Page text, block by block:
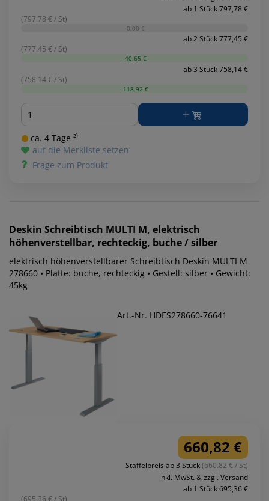
ab 1 Stück 797,78 €
(797.78 € / St)
-0,00 €
ab 2 Stück 777,45 €
(777.45 € / St)
-40,65 €
ab 3 Stück 758,14 €
(758.14 € / St)
-118,92 €
Menge
ca. 4 Tage ²⁾
auf die Merkliste setzen
Frage zum Produkt
Deskin Schreibtisch MULTI M, elektrisch
höhenverstellbar, rechteckig, buche / silber
elektrisch höhenverstellbarer Schreibtisch Deskin MULTI M
278660 • Platte: buche, rechteckig • Gestell: silber • Gewicht:
45kg
Art.-Nr. HDES278660-76641
660,82 €
Staffelpreis ab 3 Stück(660.82 € / St)
inkl. MwSt. & zzgl. Versand
ab 1 Stück 695,36 €
(695.36 € / St)